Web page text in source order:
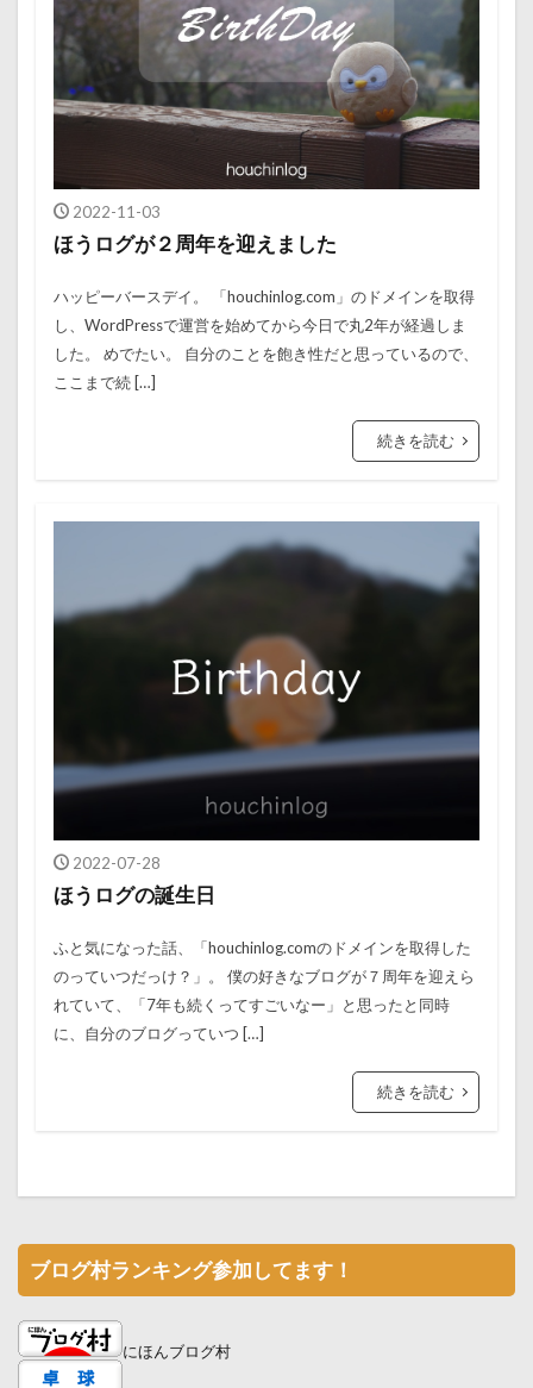
2022-11-03
ほうログが２周年を迎えました
ハッピーバースデイ。 「houchinlog.com」のドメインを取得
し、WordPressで運営を始めてから今日で丸2年が経過しま
した。 めでたい。 自分のことを飽き性だと思っているので、
ここまで続 […]
続きを読む
2022-07-28
ほうログの誕生日
ふと気になった話、「houchinlog.comのドメインを取得した
のっていつだっけ？」。 僕の好きなブログが７周年を迎えら
れていて、「7年も続くってすごいなー」と思ったと同時
に、自分のブログっていつ […]
続きを読む
ブログ村ランキング参加してます！
にほんブログ村